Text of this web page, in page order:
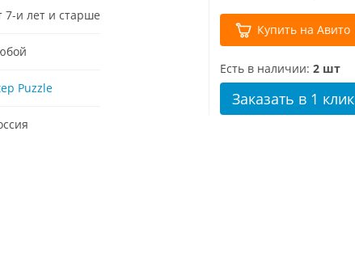
7-и лет и старше
Puzzle
Купить на Авито
Есть в наличии: 2 шт
Заказать в 1 клик